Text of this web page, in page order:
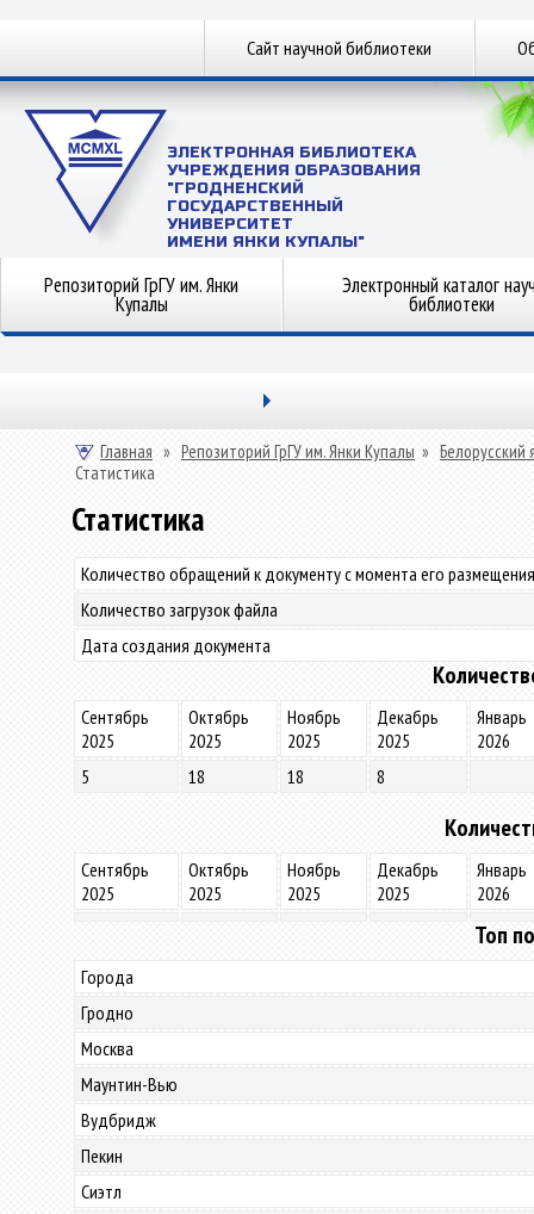
Сайт научной библиотеки
ЭЛЕКТРОННАЯ БИБЛИОТЕКА
УЧРЕЖДЕНИЯ ОБРАЗОВАНИЯ
"ГРОДНЕНСКИЙ
ГОСУДАРСТВЕННЫЙ
УНИВЕРСИТЕТ
ИМЕНИ ЯНКИ КУПАЛЫ"
Репозиторий ГрГУ им. Янки
Купалы
Электронный каталог
библиотеки
Главная » Репозиторий ГрГУ им. Янки Купалы » Белорусский
Статистика
Статистика
Количество обращений к документу с момента его
Количество загрузок файла
Дата создания документа
Сентябрь
2025
Октябрь
2025
Ноябрь
2025
Декабрь
2025
Январь
2026
5
18 18 8
Сентябрь
2025
Октябрь
2025
Ноябрь
2025
Декабрь
2025
Январь
2026
Топ
Города
Гродно
Москва
Маунтин-Вью
Вудбридж
Пекин
Сиэтл